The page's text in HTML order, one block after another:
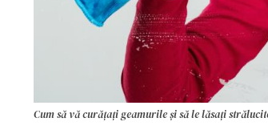
Cum să vă curățați geamurile și să le lăsați